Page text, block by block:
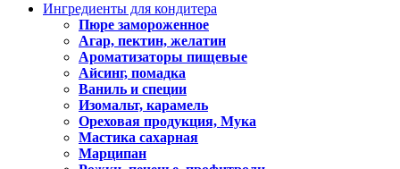
Ингредиенты для кондитера
Пюре замороженное
Агар, пектин, желатин
Ароматизаторы пищевые
Айсинг, помадка
Ваниль и специи
Изомальт, карамель
Ореховая продукция, Мука
Мастика сахарная
Марципан